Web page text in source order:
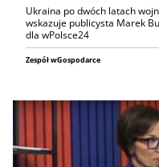
Ukraina po dwóch latach
wskazuje publicysta Marek
dla wPolsce24
Zespół wGospodarce